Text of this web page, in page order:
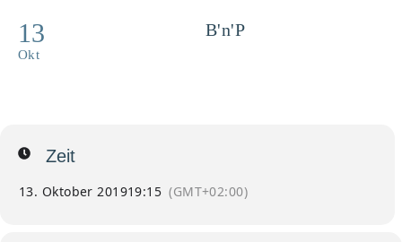
13
Okt
B'n'P
Zeit
13. Oktober 201919:15 (GMT+02:00)